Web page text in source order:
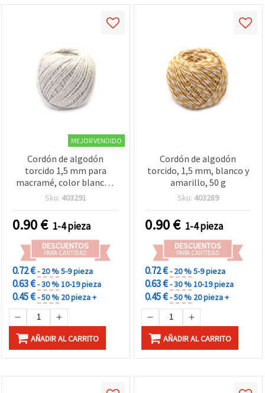
MEJOR VENDIDO
Cordón de algodón
torcido 1,5 mm para
macramé, color blanco -
50 gramos
Sku: 403291
0.90€ 1-4 pieza
DESCUENTOS
PARA CANTIDAD
0.72 €- 20 %5-9 pieza
0.63 €- 30 %10-19 pieza
0.45 €- 50 % 20 pieza +
AÑADIR AL CARRITO
Cordón de algodón
torcido, 1,5 mm, blanco y
amarillo, 50 g
Sku: 403289
0.90€ 1-4 pieza
DESCUENTOS
PARA CANTIDAD
0.72 €- 20 %5-9 pieza
0.63 €- 30 %10-19 pieza
0.45 €- 50 % 20 pieza +
AÑADIR AL CARRITO